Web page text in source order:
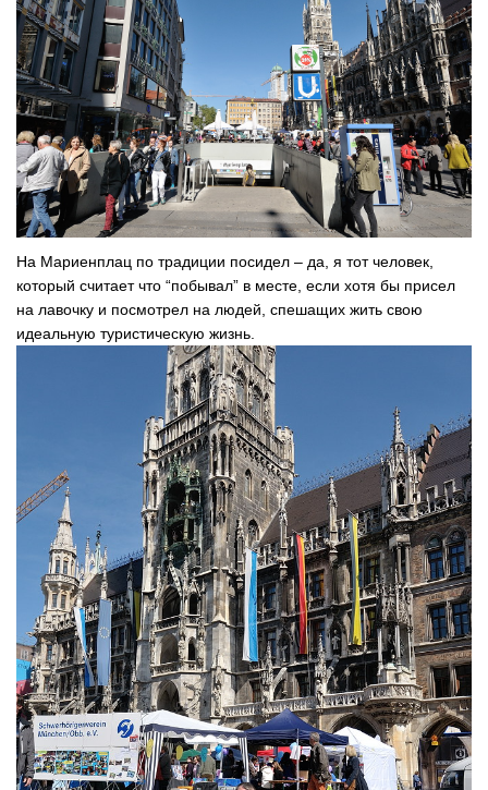
На Мариенплац по традиции посидел – да, я тот человек,
который считает что “побывал” в месте, если хотя бы присел
на лавочку и посмотрел на людей, спешащих жить свою
идеальную туристическую жизнь.